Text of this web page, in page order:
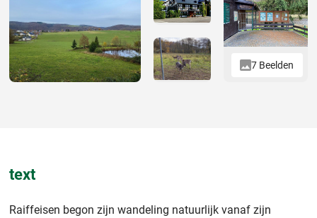
7 Beelden
text
Raiffeisen begon zijn wandeling natuurlijk vanaf zijn